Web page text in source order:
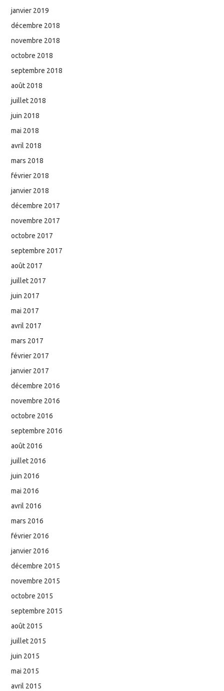
janvier 2019
décembre 2018
novembre 2018
octobre 2018
septembre 2018
août 2018
juillet 2018
juin 2018
mai 2018
avril 2018
mars 2018
février 2018
janvier 2018
décembre 2017
novembre 2017
octobre 2017
septembre 2017
août 2017
juillet 2017
juin 2017
mai 2017
avril 2017
mars 2017
février 2017
janvier 2017
décembre 2016
novembre 2016
octobre 2016
septembre 2016
août 2016
juillet 2016
juin 2016
mai 2016
avril 2016
mars 2016
février 2016
janvier 2016
décembre 2015
novembre 2015
octobre 2015
septembre 2015
août 2015
juillet 2015
juin 2015
mai 2015
avril 2015